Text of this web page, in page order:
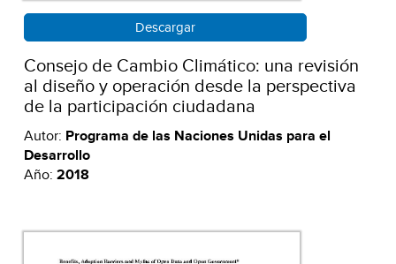
Descargar
Consejo de Cambio Climático: una revisión
al diseño y operación desde la perspectiva
de la participación ciudadana
Autor: Programa de las Naciones Unidas para el
Desarrollo
Año: 2018